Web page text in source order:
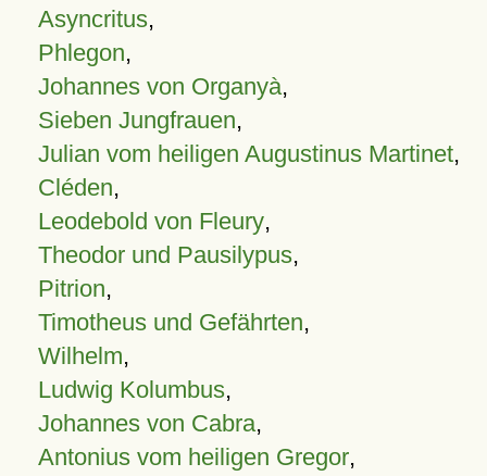
Asyncritus,
Phlegon,
Johannes von Organyà,
Sieben Jungfrauen,
Julian vom heiligen Augustinus Martinet,
Cléden,
Leodebold von Fleury,
Theodor und Pausilypus,
Pitrion,
Timotheus und Gefährten,
Wilhelm,
Ludwig Kolumbus,
Johannes von Cabra,
Antonius vom heiligen Gregor,